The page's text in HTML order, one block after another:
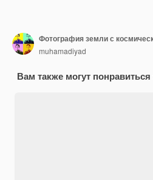
Фотография земли с
muhamadiyad
Вам также могут